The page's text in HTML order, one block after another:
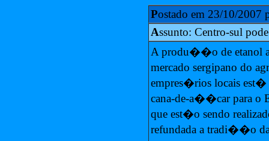
Postado em 23/10/2007
Assunto: Centro-sul
A produ��o de etanol
mercado sergipano do
empres�rios locais est�
cana-de-a��car para o
que est�o sendo
refundada a tradi��o